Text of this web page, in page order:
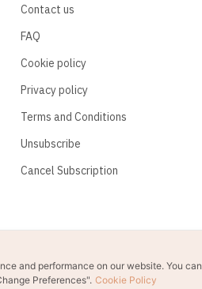
Contact us
FAQ
Cookie policy
Privacy policy
Terms and Conditions
Unsubscribe
Cancel Subscription
and performance on our website. You can
Preferences". Cookie Policy